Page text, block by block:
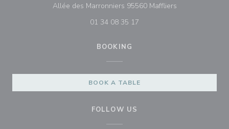
Allée des Marronniers 95560 Maffliers((opens in a
01 34 08 35 17
BOOKING
BOOK A TABLE
FOLLOW US